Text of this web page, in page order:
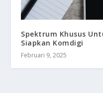
Spektrum Khusus
Siapkan Komdigi
Februari 9, 2025